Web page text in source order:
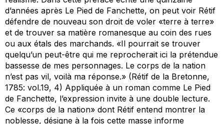
d’années après Le Pied de Fanchette, on peut voir Rétif
défendre de nouveau son droit de voler «terre à terre»
et de trouver sa matière romanesque au coin des rues
ou aux étals des marchands. «Il pourrait se trouver
quelqu’un peut-être qui me reprocherait ici la prétendue
bassesse de mes personnages. Le corps de la nation
n’est pas vil, voilà ma réponse.» (Rétif de la Bretonne,
1785: vol.19, 4) Appliquée à un roman comme Le Pied
de Fanchette, l’expression invite à une double lecture.
Ce «corps de la nation» dont Rétif entend montrer la
noblesse, désigne à la fois cette masse informe